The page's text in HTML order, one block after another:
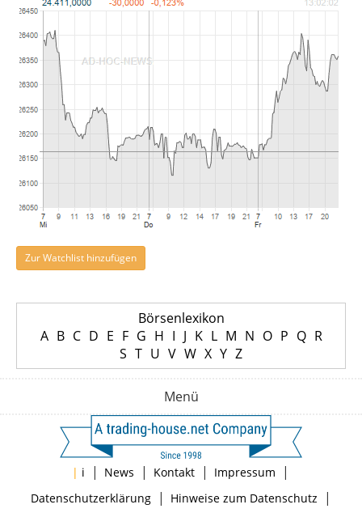
Zur Watchlist hinzufügen
Börsenlexikon
A B C D E F G H I J K L M N O P Q R
S T U V W X Y Z
Menü
| i | News | Kontakt | Impressum |
Datenschutzerklärung| Hinweise zum Datenschutz |